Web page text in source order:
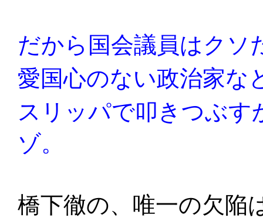
だから国会議員はクソ
愛国心のない政治家な
スリッパで叩きつぶす
ゾ。
橋下徹の、唯一の欠陥